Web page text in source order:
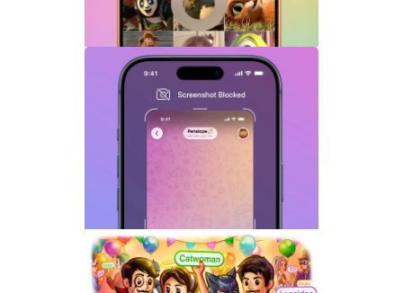
Telegram GIF标题功能上线：动态图也能
添加文字说明与表情内容